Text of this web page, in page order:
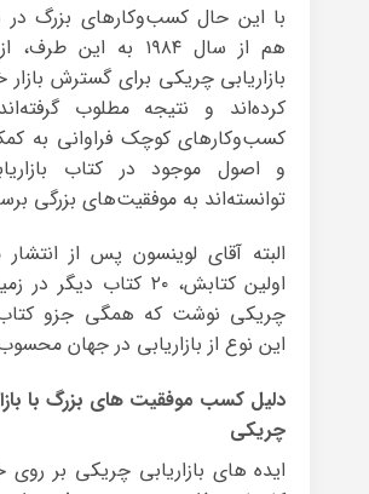
با این حال کسب‌وکارهای بزرگ
هم از سال ۱۹۸۴ به این
بازاریابی چریکی برای گسترش بازار
کرده‌اند و نتیجه مطلوب
کسب‌وکارهای کوچک فراوانی به
و اصول موجود در کتاب
توانسته‌اند به موفقیت‌های بزرگی
البته آقای لوینسون پس از انتشار
اولین کتابش، ۲۰ کتاب دیگر
چریکی نوشت که همگی جزو
این نوع از بازاریابی در جهان
دلیل کسب موفقیت های بزرگ با
چریکی
ایده های بازاریابی چریکی بر روی